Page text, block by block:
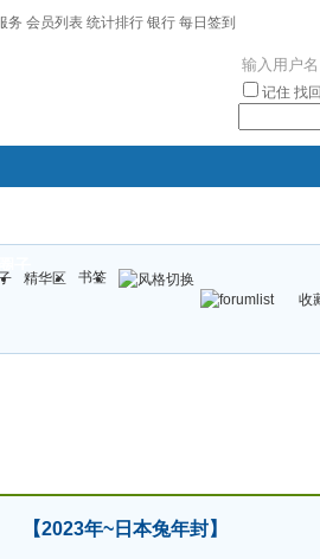
务 会员列表 统计排行 银行 每日签到
记住 找
精华区
书签
收
【2023年~日本兔年封】